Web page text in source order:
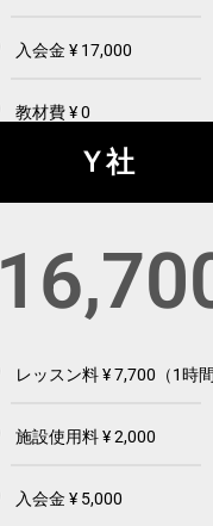
入会金 ¥ 17,000
教材費 ¥ 0
Ｙ社
レッスン料 ¥ 7,700（1時間
施設使用料 ¥ 2,000
入会金 ¥ 5,000